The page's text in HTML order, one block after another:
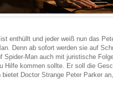
enthüllt und jeder weiß nun das
Denn ab sofort werden sie auf
Spider-Man auch mit juristische
Hilfe kommen sollte. Er soll die
Doctor Strange Peter Parker